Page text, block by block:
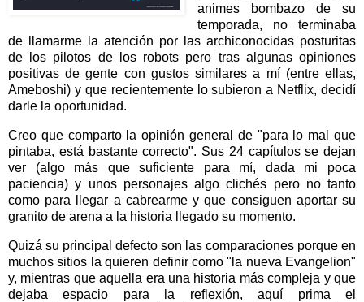
animes bombazo de su
temporada, no terminaba
de llamarme la atención por las archiconocidas posturitas
de los pilotos de los robots pero tras algunas opiniones
positivas de gente con gustos similares a mí (entre ellas,
Ameboshi) y que recientemente lo subieron a Netflix, decidí
darle la oportunidad.
Creo que comparto la opinión general de "para lo mal que
pintaba, está bastante correcto". Sus 24 capítulos se dejan
ver (algo más que suficiente para mí, dada mi poca
paciencia) y unos personajes algo clichés pero no tanto
como para llegar a cabrearme y que consiguen aportar su
granito de arena a la historia llegado su momento.
Quizá su principal defecto son las comparaciones porque en
muchos sitios la quieren definir como "la nueva Evangelion"
y, mientras que aquella era una historia más compleja y que
dejaba espacio para la reflexión, aquí prima el